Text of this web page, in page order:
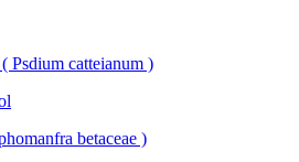
Psdium catteianum )
betaceae )